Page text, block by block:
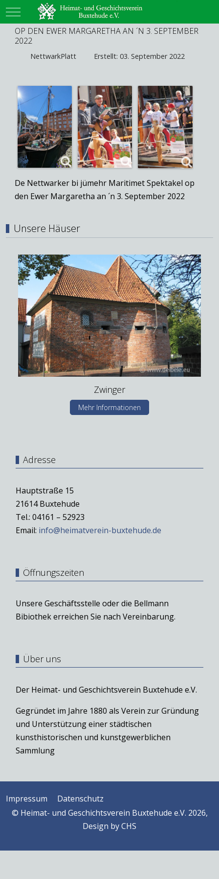
Mobile Menu Toggle
OP DEN EWER MARGARETHA AN ´N 3. SEPTEMBER
2022
NettwarkPlatt Erstellt: 03. September 2022
De Nettwarker bi jümehr Maritimet Spektakel op
den Ewer Margaretha an ´n 3. September 2022
Unsere Häuser
Zwinger
Mehr Informationen
Adresse
Hauptstraße 15
21614 Buxtehude
Tel.: 04161 – 52923
Email: info@heimatverein-buxtehude.de
Öffnungszeiten
Unsere Geschäftsstelle oder die Bellmann
Bibiothek erreichen Sie nach Vereinbarung.
Über uns
Der Heimat- und Geschichtsverein Buxtehude e.V.
Gegründet im Jahre 1880 als Verein zur Gründung
und Unterstützung einer städtischen
kunsthistorischen und kunstgewerblichen
Sammlung
Impressum
Datenschutz
© Heimat- und Geschichtsverein Buxtehude e.V. 2026,
Design byCHS